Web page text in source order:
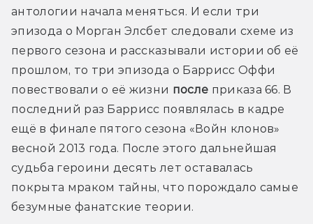
антологии начала меняться. И если три
эпизода о Морган Элсбет следовали схеме из
первого сезона и рассказывали истории об её
прошлом, то три эпизода о Баррисс Оффи
повествовали о её жизни после приказа 66. В
последний раз Баррисс появлялась в кадре
ещё в финале пятого сезона «Войн клонов»
весной 2013 года. После этого дальнейшая
судьба героини десять лет оставалась
покрыта мраком тайны, что порождало самые
безумные фанатские теории.